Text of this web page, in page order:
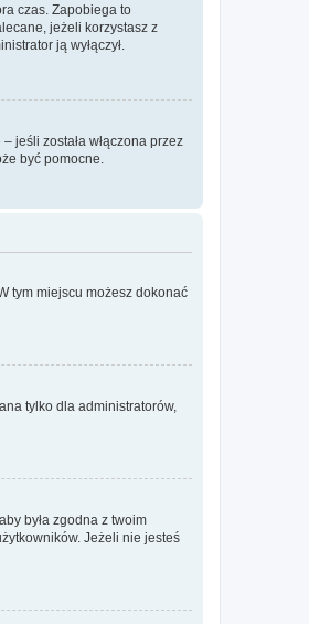
czas. Zapobiega to
jeżeli korzystasz z
ją wyłączył.
jeśli została włączona przez
być pomocne.
tym miejscu możesz dokonać
tylko dla administratorów,
była zgodna z twoim
Jeżeli nie jesteś